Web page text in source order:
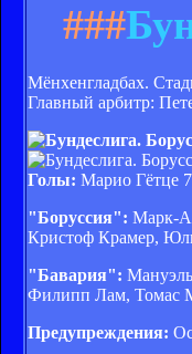
###
Мёнхенгладбах.
Главный арбитр:
Голы: Марио Гётце
"Боруссия": Марк-
Кристоф Крамер,
"Бавария":
Филипп Лам, Томас
Предупреждения: